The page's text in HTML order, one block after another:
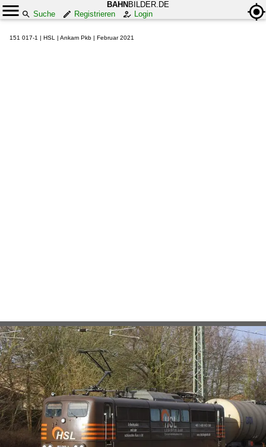
BAHN BILDER.DE
Suche
Registrieren Login
151 017-1 | HSL | Ankam Pkb | Februar 2021